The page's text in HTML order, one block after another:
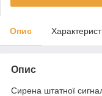
Опис
Опис
Сирена штатної